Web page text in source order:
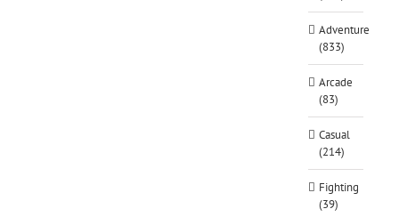
Adventure
(833)
Arcade
(83)
Casual
(214)
Fighting
(39)